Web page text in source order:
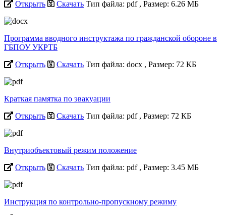
Открыть
Скачать Тип файла: pdf , Размер: 6.26 МБ
Программа вводного инструктажа по гражданской обороне в
ГБПОУ УКРТБ
Открыть
Скачать Тип файла: docx , Размер: 72 КБ
Краткая памятка по эвакуации
Открыть
Скачать Тип файла: pdf , Размер: 72 КБ
Внутриобъектовый режим положение
Открыть
Скачать Тип файла: pdf , Размер: 3.45 МБ
Инструкция по контрольно-пропускному режиму